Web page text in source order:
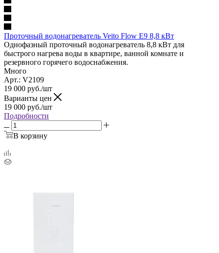
Проточный водонагреватель Veito Flow E9 8,8 кВт
Однофазный проточный водонагреватель 8,8 кВт для
быстрого нагрева воды в квартире, ванной комнате и
резервного горячего водоснабжения.
Много
Арт.: V2109
19 000 руб./шт
Варианты цен
19 000 руб./шт
Подробности
В корзину